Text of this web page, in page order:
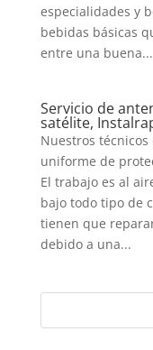
especialidades y
bebidas básicas
entre una buena...
Servicio de
satélite,
Nuestros
uniforme de
El trabajo es al
bajo todo tipo de
tienen que
debido a una...